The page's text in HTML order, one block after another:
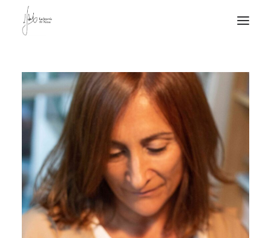
NOVEDADES
DE VISITA
APUNTES
QUIÉN SOY